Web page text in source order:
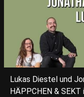
Lukas Diestel und
HÄPPCHEN &